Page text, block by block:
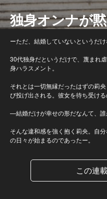
独身オンナが
ーただ、結婚していないというだけ
30代独身だというだけで、蔑まれ
身ハラスメント。
それとは一切無縁だったはずの莉
び投げ出される。彼女を待ち受け
—結婚だけが幸せの形だなんて、
そんな違和感を強く抱く莉央。自
の日々が始まるのであったー。
この連